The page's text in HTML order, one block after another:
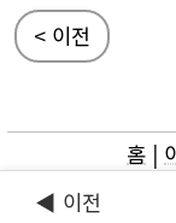
< 이전
홈 |
◀ 이전